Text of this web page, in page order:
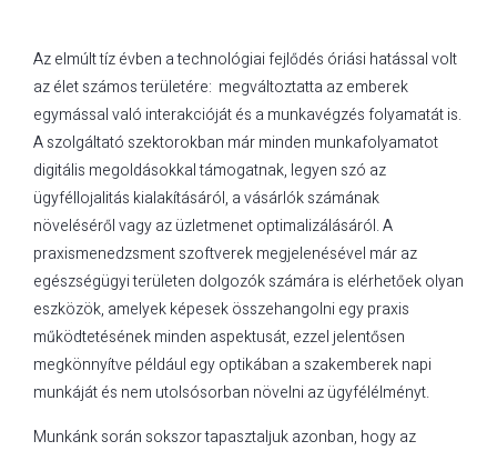
Az elmúlt tíz évben a technológiai fejlődés óriási hatással volt
az élet számos területére: megváltoztatta az emberek
egymással való interakcióját és a munkavégzés folyamatát is.
A szolgáltató szektorokban már minden munkafolyamatot
digitális megoldásokkal támogatnak, legyen szó az
ügyféllojalitás kialakításáról, a vásárlók számának
növeléséről vagy az üzletmenet optimalizálásáról. A
praxismenedzsment szoftverek megjelenésével már az
egészségügyi területen dolgozók számára is elérhetőek olyan
eszközök, amelyek képesek összehangolni egy praxis
működtetésének minden aspektusát, ezzel jelentősen
megkönnyítve például egy optikában a szakemberek napi
munkáját és nem utolsósorban növelni az ügyfélélményt.
Munkánk során sokszor tapasztaljuk azonban, hogy az